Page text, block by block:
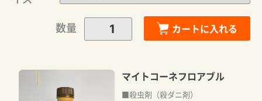
数量
カートに入れる
マイトコーネフロアブル
■殺虫剤（殺ダニ剤）